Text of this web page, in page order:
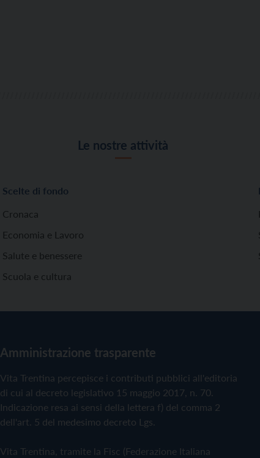
Le nostre attività
Scelte di fondo
Cronaca
Economia e Lavoro
Salute e benessere
Scuola e cultura
Amministrazione trasparente
Vita Trentina percepisce i contributi pubblici all'editoria
di cui al decreto legislativo 15 maggio 2017, n. 70.
Indicazione resa ai sensi della lettera f) del comma 2
dell'art. 5 del medesimo decreto Lgs.
Vita Trentina, tramite la Fisc (Federazione Italiana